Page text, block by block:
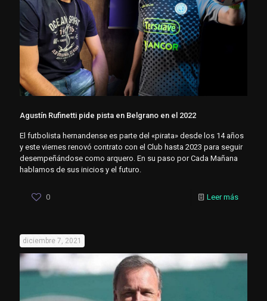
Agustín Rufinetti pide pista en Belgrano en el 2022
El futbolista hernandense es parte del «pirata» desde los 14 años
y este viernes renovó contrato con el Club hasta 2023 para seguir
desempeñándose como arquero. En su paso por Cada Mañana
hablamos de sus inicios y el futuro.
0 Leer más
diciembre 7, 2021